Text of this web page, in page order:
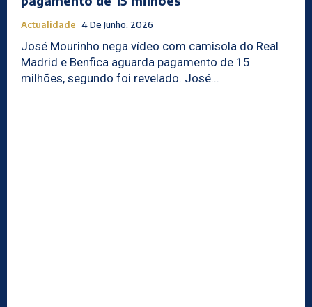
Actualidade 4 De Junho, 2026
José Mourinho nega vídeo com camisola do Real
Madrid e Benfica aguarda pagamento de 15
milhões, segundo foi revelado. José...